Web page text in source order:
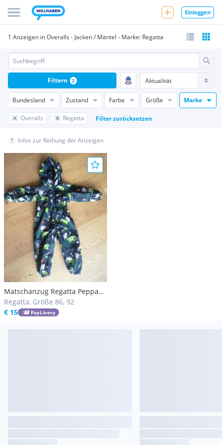
Einloggen
1 Anzeigen in Overalls - Jacken / Mäntel - Marke: Regatta
Bundesland Zustand Farbe Größe Marke
Overalls Regatta Filter zurücksetzen
Filtern 2
Infos zur Reihung der Anzeigen
Matschanzug Regatta Peppa
Wutz
Regatta, Größe 86, 92
€ 15
PayLivery